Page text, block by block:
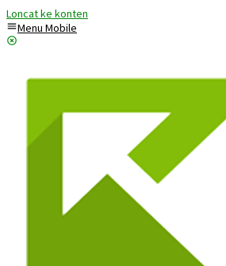
Loncat ke konten
Menu Mobile